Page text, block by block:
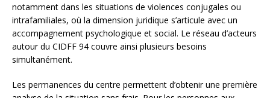
notamment dans les situations de violences conjugales ou
intrafamiliales, où la dimension juridique s’articule avec un
accompagnement psychologique et social. Le réseau d’acteurs
autour du CIDFF 94 couvre ainsi plusieurs besoins
simultanément.
Les permanences du centre permettent d’obtenir une première